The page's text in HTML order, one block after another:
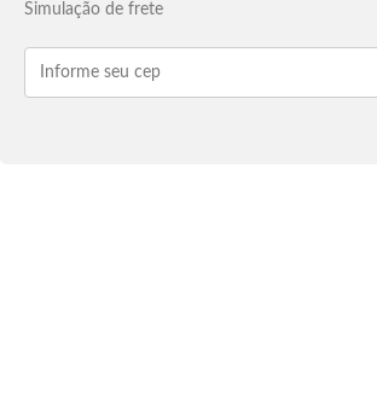
Simulação de frete